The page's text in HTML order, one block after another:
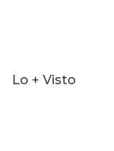
Lo + Visto